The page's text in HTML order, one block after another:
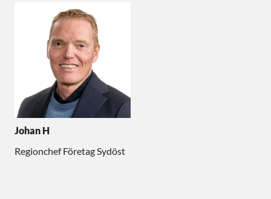
Johan H
Regionchef Företag Sydöst